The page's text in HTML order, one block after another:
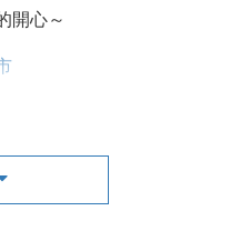
開心～
費集點兌換商品」，每半
，每年再送「VIP生日